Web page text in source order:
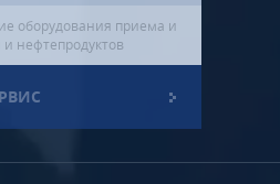
оборудования приема и
нефтепродуктов